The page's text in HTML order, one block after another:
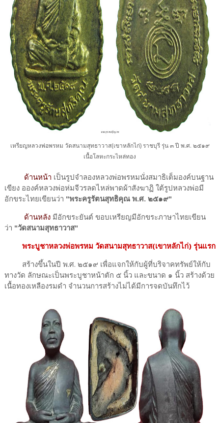
เหรียญหลวงพ่อพรหม วัดสนามสุทธาวาส(เขาหลักไก่) ราชบุรี รุ่น ๓ ปี พ.ศ. ๒๕๑๙
เนื้อโลหะกระไหล่ทอง
ด้านหน้า เป็นรูปจำลองหลวงพ่อพรหมนั่งสมาธิเต็มองค์บนฐาน
เขียง อองค์หลวงพ่อห่มจีวรลดไหล่พาดผ้าสังฆาฏิ ใต้รูปหลวงพ่อมี
อักขระไทยเขียนว่า "พระครูรัตนสุทธิคุณ พ.ศ. ๒๕๑๙"
ด้านหลัง มีอักขระยันต์ ขอบเหรียญมีอักขระภาษาไทยเขียน
ว่า "วัดสนามสุทธาวาส"
พระบูชาหลวงพ่อพรหม วัดสนามสุทธาวาส(เขาหลักไก่) รุ่นแรก
สร้างขึ้นในปี พ.ศ. ๒๕๑๙ เพื่อแจกให้กับผู้ที่บริจาคทรัพย์ให้กับ
ทางวัด ลักษณะเป็นพระบูชาหน้าตัก ๕ นิ้ว และขนาด ๑ นิ้ว สร้างด้วย
เนื้อทองเหลืองรมดำ จำนวนการสร้างไม่ได้มีการจดบันทึกไว้